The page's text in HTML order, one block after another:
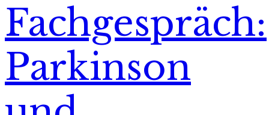
Fachgespräch:
Parkinson